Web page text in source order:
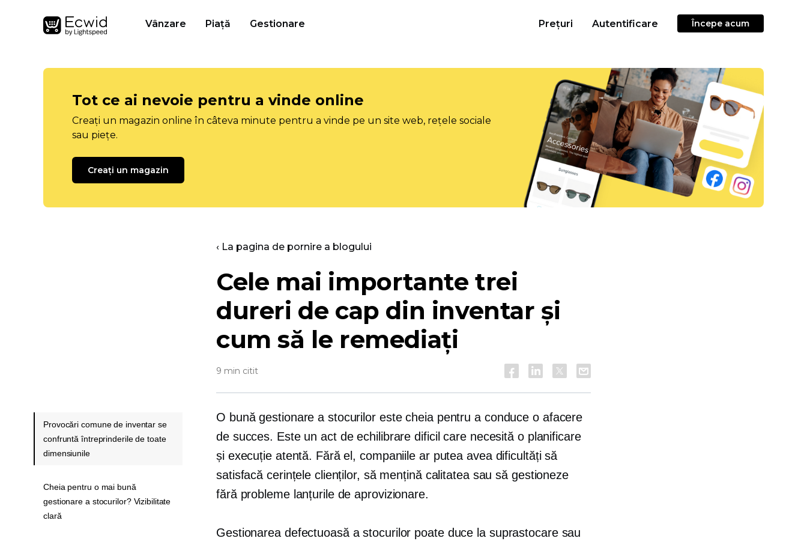
Vânzare Piață Gestionare Prețuri Autentificare Începe acum
Tot ce ai nevoie pentru a vinde online
Creați un magazin online în câteva minute pentru a vinde pe un site web, rețele sociale
sau piețe.
Creați un magazin
‹ La pagina de pornire a blogului
Cele mai importante trei
dureri de cap din inventar și
cum să le remediați
9 min citit
O bună gestionare a stocurilor este cheia pentru a conduce o afacere
de succes. Este un act de echilibrare dificil care necesită o planificare
și execuție atentă. Fără el, companiile ar putea avea dificultăți să
satisfacă cerințele clienților, să mențină calitatea sau să gestioneze
fără probleme lanțurile de aprovizionare.
Gestionarea defectuoasă a stocurilor poate duce la suprastocare sau
Provocări comune de inventar se
confruntă întreprinderile de toate
dimensiunile
Cheia pentru o mai bună
gestionare a stocurilor? Vizibilitate
clară